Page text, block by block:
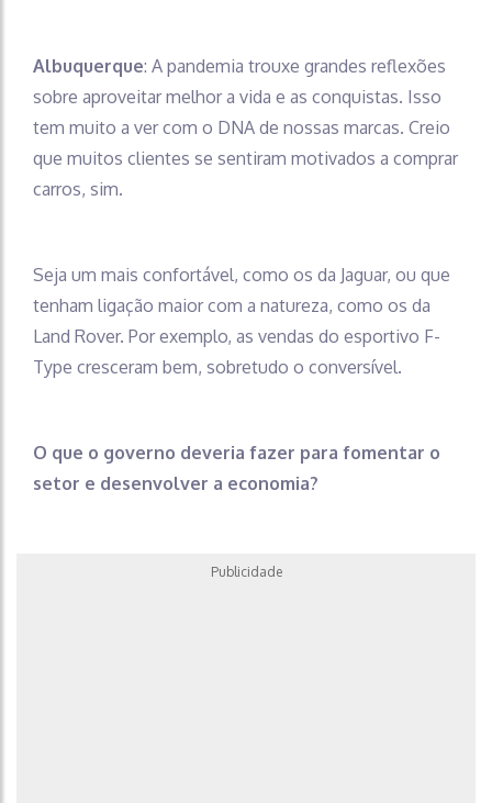
Albuquerque: A pandemia trouxe grandes reflexões
sobre aproveitar melhor a vida e as conquistas. Isso
tem muito a ver com o DNA de nossas marcas. Creio
que muitos clientes se sentiram motivados a comprar
carros, sim.
Seja um mais confortável, como os da Jaguar, ou que
tenham ligação maior com a natureza, como os da
Land Rover. Por exemplo, as vendas do esportivo F-
Type cresceram bem, sobretudo o conversível.
O que o governo deveria fazer para fomentar o
setor e desenvolver a economia?
Publicidade